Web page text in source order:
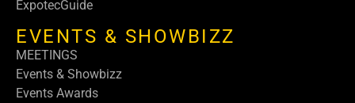
ExpotecGuide
EVENTS & SHOWBIZZ
MEETINGS
Events & Showbizz
Events Awards